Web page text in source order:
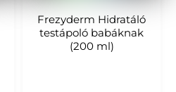
Frezyderm Hidratáló
testápoló babáknak
(200 ml)